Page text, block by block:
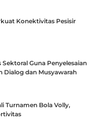
Konektivitas Pesisir
Guna Penyelesaian
Dialog dan Musyawarah
Turnamen Bola Volly,